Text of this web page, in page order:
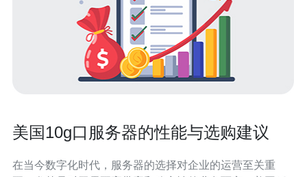
美国10g口服务器的性能与选购建议
在当今数字化时代，服务器的选择对企业的运营至关重